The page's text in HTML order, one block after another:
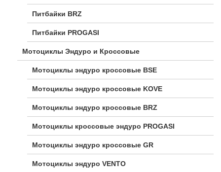
Питбайки BRZ
Питбайки PROGASI
Мотоциклы Эндуро и Кроссовые
Мотоциклы эндуро кроссовые BSE
Мотоциклы эндуро кроссовые KOVE
Мотоциклы эндуро кроссовые BRZ
Мотоциклы кроссовые эндуро PROGASI
Мотоциклы эндуро кроссовые GR
Мотоциклы эндуро VENTO